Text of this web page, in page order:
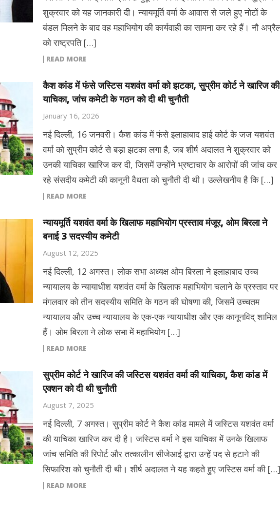
शुक्रवार को यह जानकारी दी। न्यायमूर्ति वर्मा के आवास से जले हुए नोटों के
बंडल मिलने के बाद वह महाभियोग की कार्यवाही का सामना कर रहे हैं। नौ
को राष्ट्रपति […]
READ MORE
कैश कांड में फंसे जस्टिस यशवंत वर्मा को झटका, सुप्रीम कोर्ट ने खारिज की
याचिका, जांच कमेटी के गठन को दी थी चुनौती
January 16, 2026
नई दिल्ली, 16 जनवरी। कैश कांड में फंसे इलाहाबाद हाई कोर्ट के जज यशवंत
वर्मा को सुप्रीम कोर्ट से बड़ा झटका लगा है, जब शीर्ष अदालत ने शुक्रवार को
उनकी याचिका खारिज कर दी, जिसमें उन्होंने भ्रष्टाचार के आरोपों की जांच कर
रहे संसदीय कमेटी की कानूनी वैधता को चुनौती दी थी। उल्लेखनीय है कि […]
READ MORE
न्यायमूर्ति यशवंत वर्मा के खिलाफ महाभियोग प्रस्ताव मंजूर, ओम बिरला ने
बनाई 3 सदस्यीय कमेटी
August 12, 2025
नई दिल्ली, 12 अगस्त। लोक सभा अध्यक्ष ओम बिरला ने इलाहाबाद उच्च
न्यायालय के न्यायाधीश यशवंत वर्मा के खिलाफ महाभियोग चलाने के प्रस्ताव पर
मंगलवार को तीन सदस्यीय समिति के गठन की घोषणा की, जिसमें उच्चतम
न्यायालय और उच्च न्यायालय के एक-एक न्यायाधीश और एक कानूनविद् शामिल
हैं। ओम बिरला ने लोक सभा में महाभियोग […]
READ MORE
सुप्रीम कोर्ट ने खारिज की जस्टिस यशवंत वर्मा की याचिका, कैश कांड में
एक्शन को दी थी चुनौती
August 7, 2025
नई दिल्ली, 7 अगस्त। सुप्रीम कोर्ट ने कैश कांड मामले में जस्टिस यशवंत वर्मा
की याचिका खारिज कर दी है। जस्टिस वर्मा ने इस याचिका में उनके खिलाफ
जांच समिति की रिपोर्ट और तत्कालीन सीजेआई द्वारा उन्हें पद से हटाने की
सिफारिश को चुनौती दी थी। शीर्ष अदालत ने यह कहते हुए जस्टिस वर्मा की […]
READ MORE